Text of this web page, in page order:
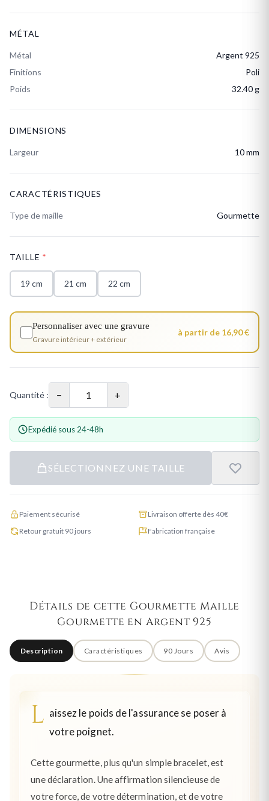
MÉTAL
Métal
Argent 925
Finitions
Poli
Poids
32.40 g
DIMENSIONS
Largeur 10 mm
CARACTÉRISTIQUES
Type de maille Gourmette
TAILLE *
19 cm 21 cm 22 cm
Personnaliser avec une gravure
Gravure intérieur + extérieur
à partir de 16,90 €
Quantité : − +
Expédié sous 24-48h
SÉLECTIONNEZ UNE TAILLE
Paiement sécurisé
Livraison offerte dès 40€
Retour gratuit 90 jours
Fabrication française
Détails de cette Gourmette Maille
Gourmette en Argent 925
Description Caractéristiques 90 Jours Avis
L aissez le poids de l'assurance se poser à
votre poignet.
Cette gourmette, plus qu'un simple bracelet, est
une déclaration. Une affirmation silencieuse de
votre force, de votre détermination, et de votre